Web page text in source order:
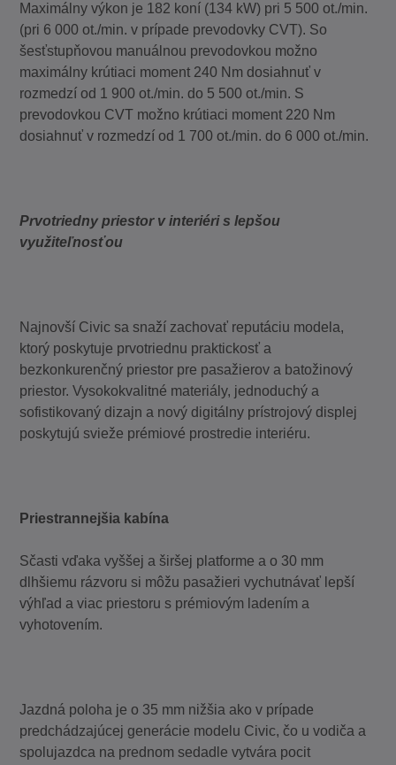
Maximálny výkon je 182 koní (134 kW) pri 5 500 ot./min.
(pri 6 000 ot./min. v prípade prevodovky CVT). So
šesťstupňovou manuálnou prevodovkou možno
maximálny krútiaci moment 240 Nm dosiahnuť v
rozmedzí od 1 900 ot./min. do 5 500 ot./min. S
prevodovkou CVT možno krútiaci moment 220 Nm
dosiahnuť v rozmedzí od 1 700 ot./min. do 6 000 ot./min.
Prvotriedny priestor v interiéri s lepšou
využiteľnosťou
Najnovší Civic sa snaží zachovať reputáciu modela,
ktorý poskytuje prvotriednu praktickosť a
bezkonkurenčný priestor pre pasažierov a batožinový
priestor. Vysokokvalitné materiály, jednoduchý a
sofistikovaný dizajn a nový digitálny prístrojový displej
poskytujú svieže prémiové prostredie interiéru.
Priestrannejšia kabína
Sčasti vďaka vyššej a širšej platforme a o 30 mm
dlhšiemu rázvoru si môžu pasažieri vychutnávať lepší
výhľad a viac priestoru s prémiovým ladením a
vyhotovením.
Jazdná poloha je o 35 mm nižšia ako v prípade
predchádzajúcej generácie modelu Civic, čo u vodiča a
spolujazdca na prednom sedadle vytvára pocit